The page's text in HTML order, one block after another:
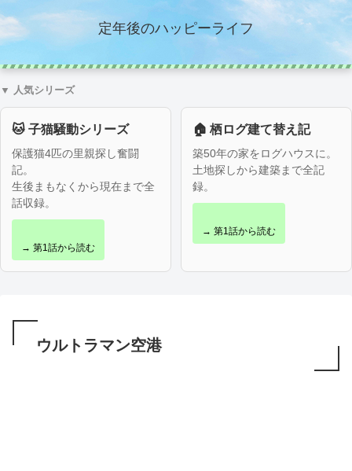
定年後のハッピーライフ
▼ 人気シリーズ
🐱 子猫騒動シリーズ
保護猫4匹の里親探し奮闘
記。
生後まもなくから現在まで全
話収録。
→ 第1話から読む
🏠 栖ログ建て替え記
築50年の家をログハウスに。
土地探しから建築まで全記
録。
→ 第1話から読む
ウルトラマン空港